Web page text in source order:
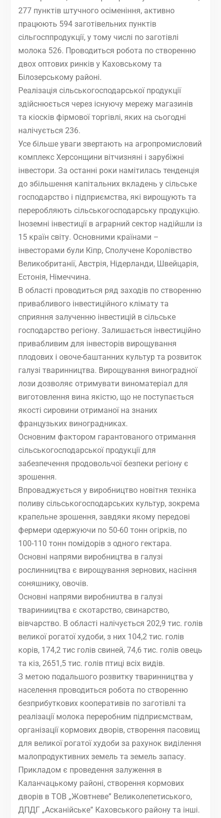
277 пунктів штучного осіменіння, активно
працюють 594 заготівельних пунктів
сільгосппродукції, у тому числі по заготівлі
молока 526. Проводиться робота по створенню
двох оптових ринків у Каховському та
Білозерському районі.
Реалізація сільськогосподарської продукції
здійснюється через існуючу мережу магазинів
та кіосків фірмової торгівлі, яких на сьогодні
налічується 236.
Усе більше уваги звертають на агропромисловий
комплекс Херсонщини вітчизняні і зарубіжні
інвестори. За останні роки намітилась тенденція
до збільшення капітальних вкладень у сільське
господарство і підприємства, які вирощують та
переробляють сільськогосподарську продукцію.
Іноземні інвестиції в аграрний сектор надійшли із
15 країн світу. Основними країнами –
інвесторами були Кіпр, Сполучене Королівство
Великобританії, Австрія, Нідерланди, Швейцарія,
Естонія, Німеччина.
В області проводиться ряд заходів по створенню
привабливого інвестиційного клімату та
сприяння залученню інвестицій в сільське
господарство регіону. Залишається інвестиційно
привабливим для інвесторів вирощування
плодових і овоче-баштанних культур та розвиток
галузі тваринництва. Вирощування виноградної
лози дозволяє отримувати виноматеріал для
виготовлення вина якістю, що не поступається
якості сировини отриманої на знаних
французьких виноградниках.
Основним фактором гарантованого отримання
сільськогосподарської продукції для
забезпечення продовольчої безпеки регіону є
зрошення.
Впроваджується у виробництво новітня техніка
поливу сільськогосподарських культур, зокрема
крапельне зрошення, завдяки якому передові
фермери одержуючи по 50-60 тонн огірків, по
100-110 тонн помідорів з одного гектара.
Ocнoвнi нaпpями виpoбництвa в гaлyзi
pocлинництвa є виpoщyвaння зepнoвиx, нaciння
coняшникy, oвочів.
Ocнoвнi нaпpями виpoбниuтвa в гaлyзi
твapиниицтвa є cкoтapcтвo, cвинapcтвo,
вiвчapcтвo. В області налічується 202,9 тис. голів
великої рогатої худоби, з них 104,2 тис. голів
корів, 174,2 тис голів свиней, 74,6 тис. голів овець
та кіз, 2651,5 тис. голів птиці всіх видів.
З метою подальшого розвитку тваринництва у
населення проводиться робота по створенню
безприбуткових кооперативів по заготівлі та
реалізації молока переробним підприємствам,
організації кормових дворів, створення пасовищ
для великої рогатої худоби за рахунок виділення
малопродуктивних земель та земель запасу.
Прикладом є проведення залуження в
Каланчацькому районі, створення кормових
дворів в ТОВ „Жовтневе” Великолепетиського,
ДПДГ „Асканійське” Каховського району та інші.